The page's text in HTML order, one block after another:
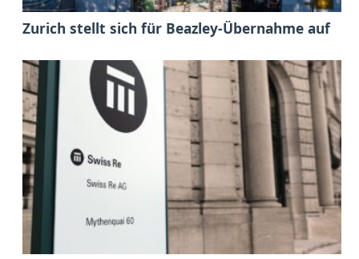
Zurich stellt sich für Beazley-Übernahme auf